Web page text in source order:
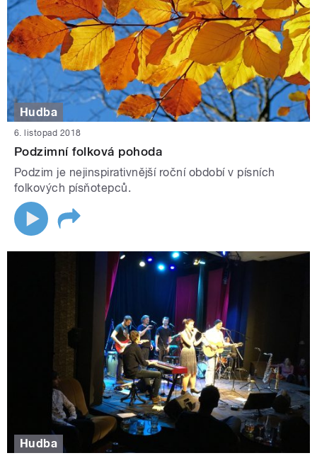
Hudba
6. listopad 2018
Podzimní folková pohoda
Podzim je nejinspirativnější roční období v písních
folkových písňotepců.
Hudba